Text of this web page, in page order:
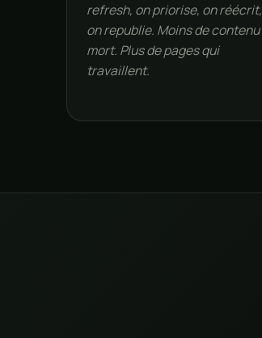
refresh, on priorise, on réécrit,
on republie. Moins de contenu
mort. Plus de pages qui
travaillent.